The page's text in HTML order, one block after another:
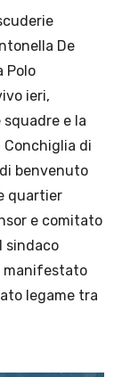
De
Polo
ieri,
e la
di
benvenuto
quartier
e comitato
sindaco
manifestato
legame tra